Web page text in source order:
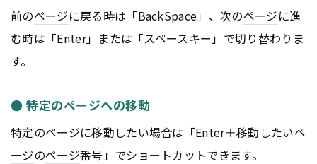
前のページに戻る時は「BackSpace」、次のページに進
む時は「Enter」または「スペースキー」で切り替わりま
す。
● 特定のページへの移動
特定のページに移動したい場合は「Enter＋移動したいペ
ージのページ番号」でショートカットできます。